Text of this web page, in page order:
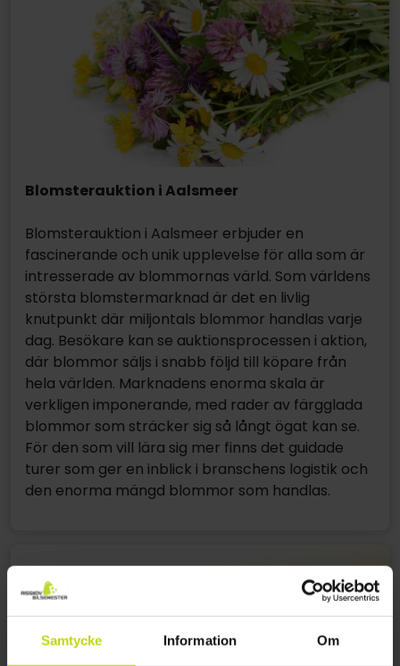
Samtycke Information Om
Blomsterauktion i Aalsmeer
Blomsterauktion i Aalsmeer erbjuder en
fascinerande och unik upplevelse för alla som är
intresserade av blommornas värld. Som världens
största blomstermarknad är det en livlig
knutpunkt där miljontals blommor handlas varje
dag. Besökare kan se auktionsprocessen i aktion,
där blommor säljs i snabb följd till köpare från
hela världen. Marknadens enorma skala är
verkligen imponerande, med rader av färgglada
blommor som sträcker sig så långt ögat kan se.
För den som vill lära sig mer finns det guidade
turer som ger en inblick i branschens logistik och
den enorma mängd blommor som handlas.